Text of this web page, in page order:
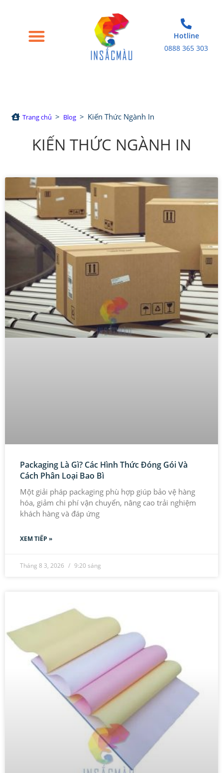
Hotline
0888 365 303
Trang chủ > Blog > Kiến Thức Ngành In
KIẾN THỨC NGÀNH IN
Packaging Là Gì? Các Hình Thức Đóng Gói Và
Cách Phân Loại Bao Bì
Một giải pháp packaging phù hợp giúp bảo vệ hàng
hóa, giảm chi phí vận chuyển, nâng cao trải nghiệm
khách hàng và đáp ứng
XEM TIẾP »
Tháng 8 3, 2026 9:20 sáng